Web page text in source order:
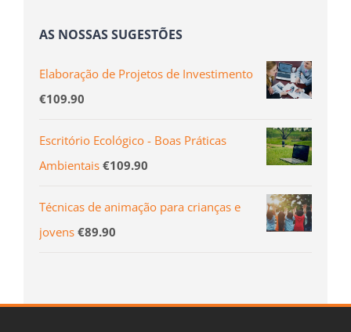
AS NOSSAS SUGESTÕES
Elaboração de Projetos de Investimento
€109.90
Escritório Ecológico - Boas Práticas
Ambientais €109.90
Técnicas de animação para crianças e
jovens €89.90